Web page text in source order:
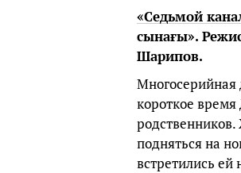
«Седьмой
сынағы».
Шарипов.
короткое
подняться на
встретились ей